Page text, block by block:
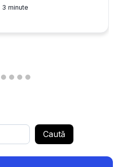
3 minute
Caută